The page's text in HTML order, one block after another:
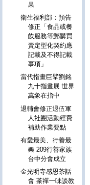
果
衛生福利部：預告
修正「食品或餐
飲服務等郵購買
賣定型化契約應
記載及不得記載
事項」
當代指畫巨擘劉銘
九十指畫展 世界
萬象在指中
退輔會修正退伍軍
人社團活動經費
補助作業要點
有愛最美、行善最
樂 209行善家族
台中分會成立
金光明寺感恩茶話
會 茶禪一味談教